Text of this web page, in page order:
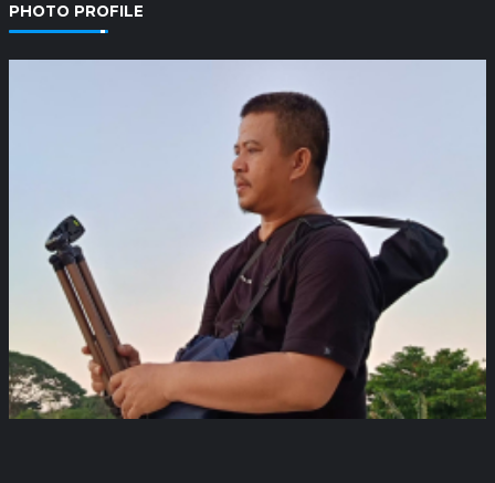
PHOTO PROFILE